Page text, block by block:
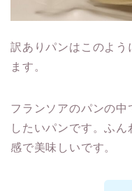
訳ありパンはこのよう
ます。
フランソアのパンの中
したいパンです。ふ
感で美味しいです。